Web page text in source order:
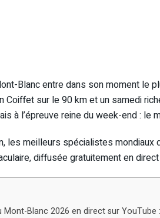
Blanc entre dans son moment le
Coiffet sur le 90 km et un samedi
à l’épreuve reine du week-end : le
les meilleurs spécialistes
diffusée gratuitement en direct
Mont-Blanc 2026 en direct sur YouTube